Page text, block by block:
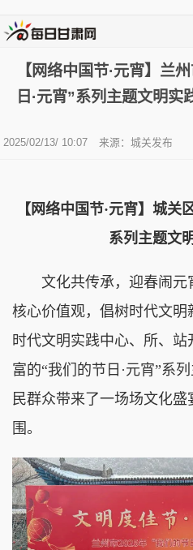
【网络中国节·元宵】兰
日·元宵”系列主题文明实
2025/02/13/ 10:07 来源：城关发布
【网络中国节·元宵】城关
系列主题文
文化共传承，迎春闹元
核心价值观，倡树时代文
时代文明实践中心、所、
富的“我们的节日·元宵”系
民群众带来了一场场文化
围。